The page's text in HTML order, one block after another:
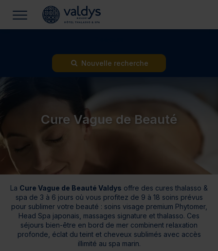
Nouvelle recherche
Cure Vague de Beauté
La Cure Vague de Beauté Valdys offre des cures thalasso &
spa de 3 à 6 jours où vous profitez de 9 à 18 soins prévus
pour sublimer votre beauté : soins visage premium Phytomer,
Head Spa japonais, massages signature et thalasso. Ces
séjours bien-être en bord de mer combinent relaxation
profonde, éclat du teint et cheveux sublimés avec accès
illimité au spa marin.​